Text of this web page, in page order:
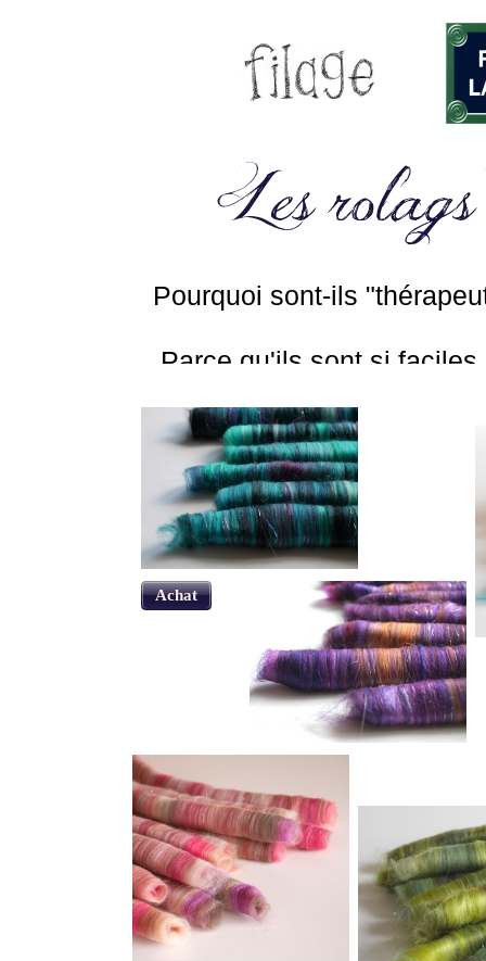
Pourquoi sont-ils
Parce qu'ils sont si
Choisissez votre
attrapez-les par un bout
Achat